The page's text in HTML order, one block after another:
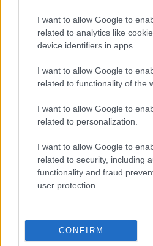
I want to allow Google to
related to analytics like
device identifiers in apps.
I want to allow Google to
related to functionality of the
I want to allow Google to
related to personalization.
I want to allow Google to
related to security, including
functionality and fraud
user protection.
CONFIRM
Egyébként persze ez a cél.
lépésben!
zsozsi68
Egy Donyeck-Insbruck túra
földkerülő expedició lenne...
hangzik
Dukla Trenčín
@tom40: Slovan meccsre
kocsiba,azt irány BA.Ott